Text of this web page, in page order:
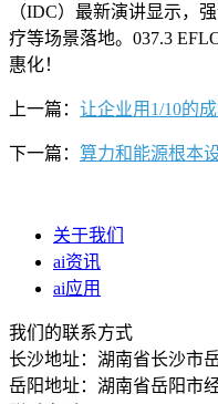
（IDC）最新演讲显示，
疗等场景落地。037.3
惠化！
上一篇： 让企业用1/10的
下一篇： 算力和能源根本
关于我们
ai资讯
ai应用
我们的联系方式
长沙地址：湖南省长沙市
岳阳地址：湖南省岳阳市